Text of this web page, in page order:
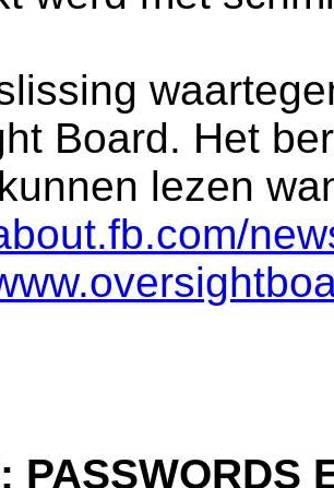
Board. Het
lezen
PASSWORDS